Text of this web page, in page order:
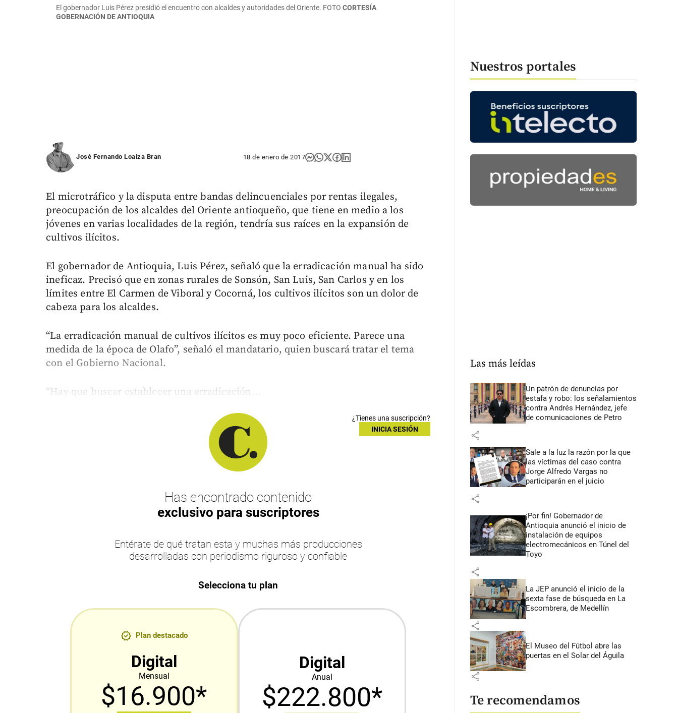
El gobernador Luis Pérez presidió el encuentro con alcaldes y autoridades del Oriente. FOTOCORTESÍA
GOBERNACIÓN DE ANTIOQUIA
José Fernando Loaiza Bran 18 de enero de 2017
El microtráfico y la disputa entre bandas delincuenciales por rentas ilegales,
preocupación de los alcaldes del Oriente antioqueño, que tiene en medio a los
jóvenes en varias localidades de la región, tendría sus raíces en la expansión de
cultivos ilícitos.
El gobernador de Antioquia, Luis Pérez, señaló que la erradicación manual ha sido
ineficaz. Precisó que en zonas rurales de Sonsón, San Luis, San Carlos y en los
límites entre El Carmen de Viboral y Cocorná, los cultivos ilícitos son un dolor de
cabeza para los alcaldes.
“La erradicación manual de cultivos ilícitos es muy poco eficiente. Parece una
medida de la época de Olafo”, señaló el mandatario, quien buscará tratar el tema
con el Gobierno Nacional.
“Hay que buscar establecer una erradicación...
¿Tienes una suscripción?
INICIA SESIÓN
Has encontrado contenido
exclusivo para suscriptores
Entérate de qué tratan esta y muchas más producciones
desarrolladas con periodismo riguroso y confiable
Selecciona tu plan
Plan destacado
Digital
Mensual
$16.900*
Digital
Anual
$222.800*
Nuestros portales
Las más leídas
Un patrón de denuncias por
estafa y robo: los señalamientos
contra Andrés Hernández, jefe
de comunicaciones de Petro
share
Sale a la luz la razón por la que
las víctimas del caso contra
Jorge Alfredo Vargas no
participarán en el juicio
share
¡Por fin! Gobernador de
Antioquia anunció el inicio de
instalación de equipos
electromecánicos en Túnel del
Toyo
share
La JEP anunció el inicio de la
sexta fase de búsqueda en La
Escombrera, de Medellín
share
El Museo del Fútbol abre las
puertas en el Solar del Águila
share
Te recomendamos